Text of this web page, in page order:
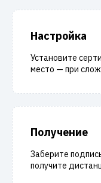
Настройка
Установите
место — при
Получение
Заберите
получите